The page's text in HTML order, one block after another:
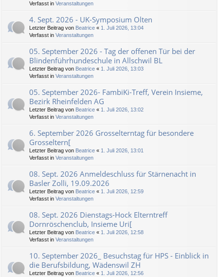
Verfasst in Veranstaltungen
4. Sept. 2026 - UK-Symposium Olten
Letzter Beitrag von Beatrice « 1. Juli 2026, 13:04
Verfasst in Veranstaltungen
05. September 2026 - Tag der offenen Tür bei der
Blindenführhundeschule in Allschwil BL
Letzter Beitrag von Beatrice « 1. Juli 2026, 13:03
Verfasst in Veranstaltungen
05. September 2026- FambiKi-Treff, Verein Insieme,
Bezirk Rheinfelden AG
Letzter Beitrag von Beatrice « 1. Juli 2026, 13:02
Verfasst in Veranstaltungen
6. September 2026 Grosselterntag für besondere
Grosseltern[
Letzter Beitrag von Beatrice « 1. Juli 2026, 13:01
Verfasst in Veranstaltungen
08. Sept. 2026 Anmeldeschluss für Stärnenacht in
Basler Zolli, 19.09.2026
Letzter Beitrag von Beatrice « 1. Juli 2026, 12:59
Verfasst in Veranstaltungen
08. Sept. 2026 Dienstags-Hock Elterntreff
Dornröschenclub, Insieme Uri[
Letzter Beitrag von Beatrice « 1. Juli 2026, 12:58
Verfasst in Veranstaltungen
10. September 2026_ Besuchstag für HPS - Einblick in
die Berufsbildung, Wädenswil ZH
Letzter Beitrag von Beatrice « 1. Juli 2026, 12:56